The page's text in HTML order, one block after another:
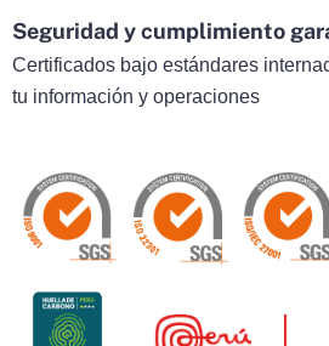
Seguridad y cumplimiento
Certificados bajo estándares
tu información y operaciones